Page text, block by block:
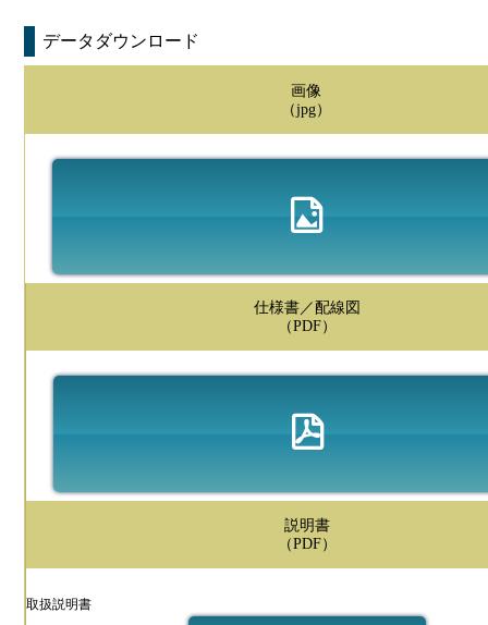
データダウンロード
画像
（jpg）
仕様書／配線図
（PDF）
説明書
（PDF）
取扱説明書